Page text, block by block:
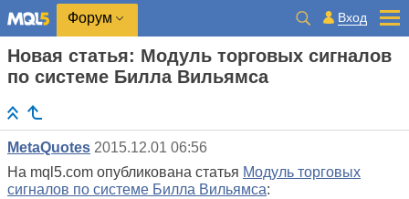
Форум Вход
Новая статья: Модуль торговых сигналов
по системе Билла Вильямса
MetaQuotes 2015.12.01 06:56
На mql5.com опубликована статья Модуль торговых
сигналов по системе Билла Вильямса: